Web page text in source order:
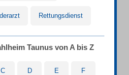
Rettungsdienst
Taunus von A bis Z
C D E F